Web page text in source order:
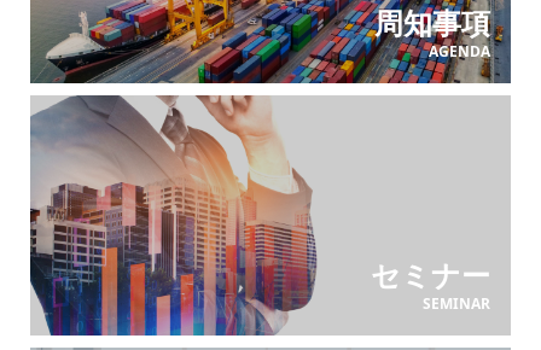
周知事項
AGENDA
セミナー
SEMINAR